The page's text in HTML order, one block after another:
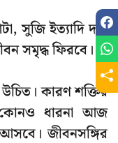
সুজি ইত্যাদি দান
সমৃদ্ধ ফিরবে।
কারণ শক্তির
ধারনা আজ
জীবনসঙ্গির